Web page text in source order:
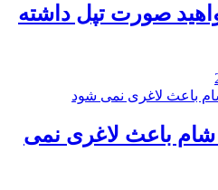
صورت تپل داشته
باعث لاغری نمی